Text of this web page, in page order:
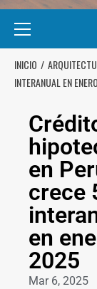
INICIO
INTERANUAL EN
en
crece
en
2025
Mar 6, 2025